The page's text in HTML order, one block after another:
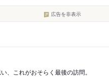
広告を非表示
、これがおそらく最後の訪問。